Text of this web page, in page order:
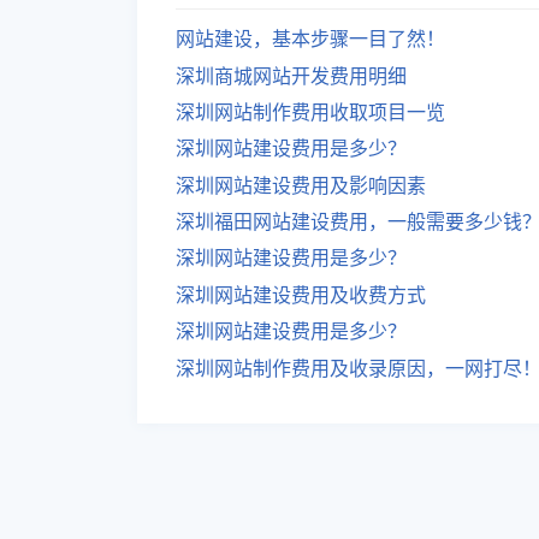
网站建设，基本步骤一目了然！
深圳商城网站开发费用明细
深圳网站制作费用收取项目一览
深圳网站建设费用是多少？
深圳网站建设费用及影响因素
深圳福田网站建设费用，一般需要多少钱
深圳网站建设费用是多少？
深圳网站建设费用及收费方式
深圳网站建设费用是多少？
深圳网站制作费用及收录原因，一网打尽